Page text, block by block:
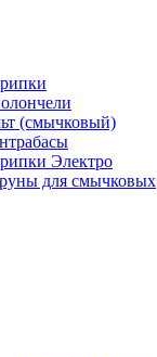
(смычковый)
Электро
для смычковых